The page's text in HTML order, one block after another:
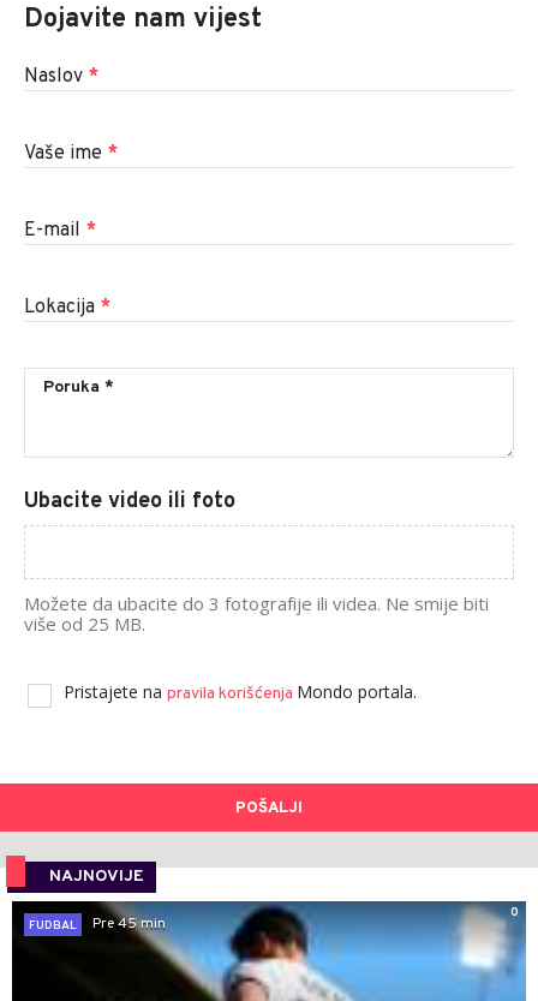
Dojavite nam vijest
Naslov *
Vaše ime *
E-mail *
Lokacija *
Ubacite video ili foto
Možete da ubacite do 3 fotografije ili videa. Ne smije biti
više od 25 MB.
Pristajete na pravila korišćenja Mondo portala.
POŠALJI
NAJNOVIJE
0
FUDBAL
Pre 45 min